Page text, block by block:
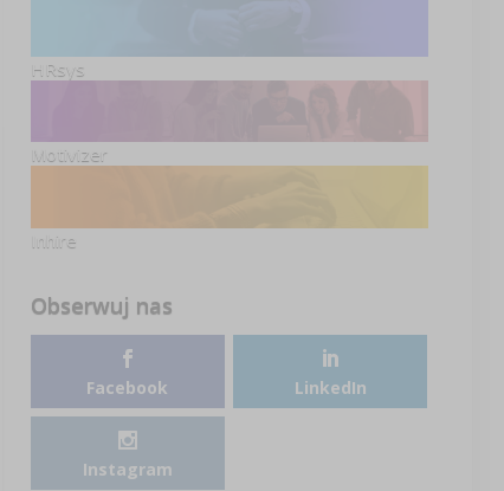
HRsys
Motivizer
Inhire
Obserwuj nas
Facebook LinkedIn
Instagram